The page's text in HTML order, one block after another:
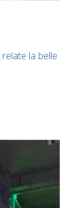
relate la belle